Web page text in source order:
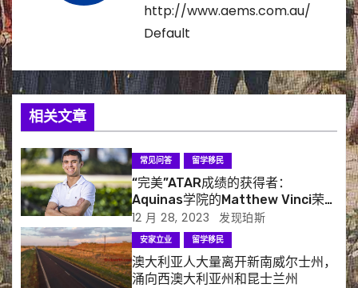
http://www.aems.com.au/
Default
相关文章
常见问答 留学移民
“完美”ATAR成绩的获得者：
Aquinas学院的Matthew Vinci荣获
UWA Fogarty奖学金
12 月 28, 2023 发现珀斯
安家立业 留学移民
澳大利亚人大量离开新南威尔士州，
涌向西澳大利亚州和昆士兰州